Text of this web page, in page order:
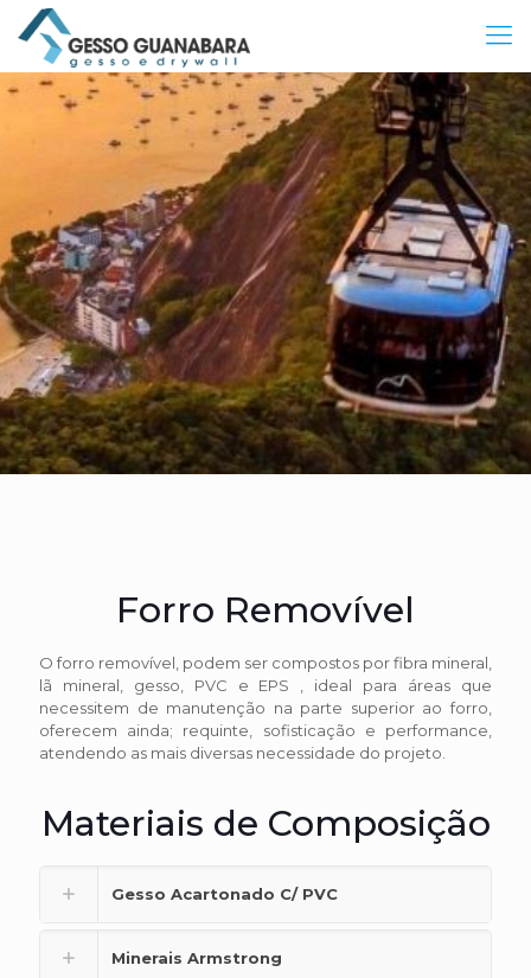
Forro Removível
O forro removível, podem ser compostos por fibra mineral,
lã mineral, gesso, PVC e EPS , ideal para áreas que
necessitem de manutenção na parte superior ao forro,
oferecem ainda; requinte, sofisticação e performance,
atendendo as mais diversas necessidade do projeto.
Materiais de Composição
Gesso Acartonado C/ PVC
Minerais Armstrong